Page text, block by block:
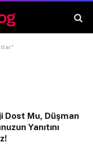
Dost Mu, Düşman
Yanıtını